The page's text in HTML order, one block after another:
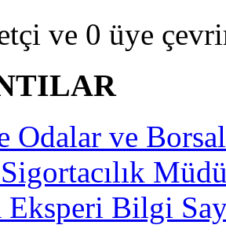
ve 0 üye
Odalar ve
Eksperi Bilgi